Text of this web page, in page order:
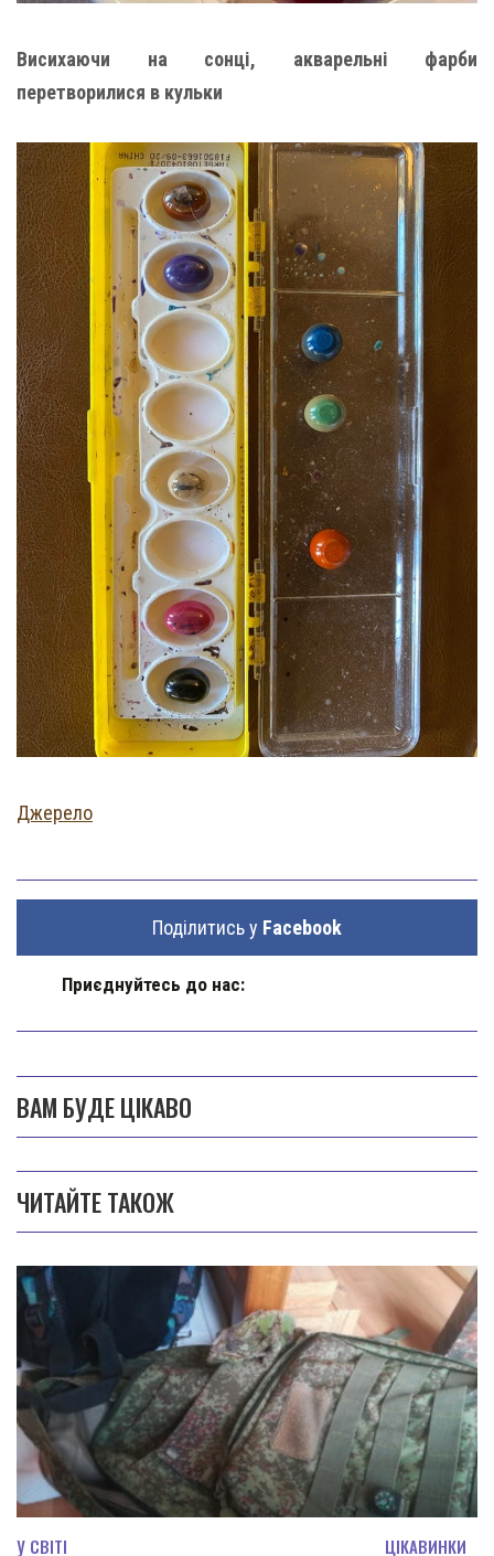
Висихаючи на сонці, акварельні фарби
перетворилися в кульки
Джерело
Поділитись у Facebook
Приєднуйтесь до нас:
ВАМ БУДЕ ЦІКАВО
ЧИТАЙТЕ ТАКОЖ
У СВІТІ ЦІКАВИНКИ